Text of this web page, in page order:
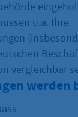
u.a. Ihre
vergleichbar
werden